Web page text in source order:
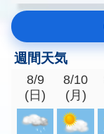
週間天気
8/9
(日)
8/10
(月)